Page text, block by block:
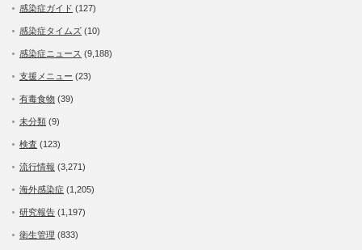
感染症ガイド (127)
感染症タイムズ (10)
感染症ニュース (9,188)
支援メニュー (23)
有毒食物 (39)
未分類 (9)
検査 (123)
流行情報 (3,271)
海外感染症 (1,205)
研究報告 (1,197)
衛生管理 (833)